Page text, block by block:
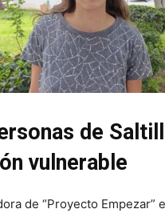
de
vulnerable
de “Proyecto Empezar”